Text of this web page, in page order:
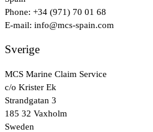
Phone: +34 (971) 70 01 68
E-mail: info@mcs-spain.com
Sverige
MCS Marine Claim Service
c/o Krister Ek
Strandgatan 3
185 32 Vaxholm
Sweden